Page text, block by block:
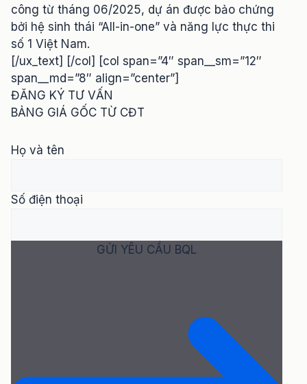
công từ tháng 06/2025, dự án được bảo chứng
bởi hệ sinh thái “All-in-one” và năng lực thực thi
số 1 Việt Nam.
[/ux_text] [/col] [col span=”4″ span__sm=”12″
span__md=”8″ align=”center”]
ĐĂNG KÝ TƯ VẤN
BẢNG GIÁ GỐC TỪ CĐT
Họ và tên
Số điện thoại
GỬI YÊU CẦU BQL